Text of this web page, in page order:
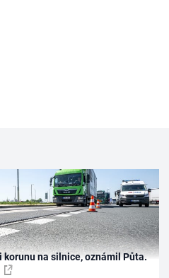
na silnice, oznámil Půta.